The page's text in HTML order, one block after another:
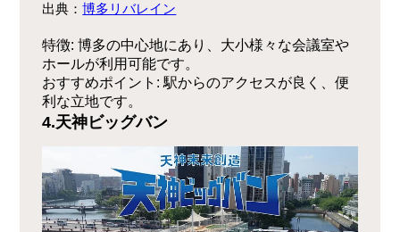
出典：博多リバレイン
特徴: 博多の中心地にあり、大小様々な会議室や
ホールが利用可能です。
おすすめポイント : 駅からのアクセスが良く、便
利な立地です。
4.天神ビッグバン